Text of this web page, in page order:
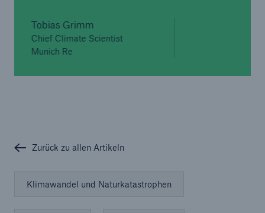
Tobias Grimm
Chief Climate Scientist
Munich Re
Zurück zu allen Artikeln
Klimawandel und Naturkatastrophen